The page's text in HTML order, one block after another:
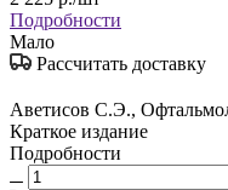
Подробности
Мало
Рассчитать доставку
Аветисов С.Э.,
Краткое издание
Подробности